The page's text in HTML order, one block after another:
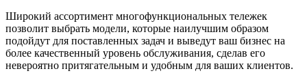
Широкий ассортимент многофункциональных тележек
позволит выбрать модели, которые наилучшим образом
подойдут для поставленных задач и выведут ваш бизнес на
более качественный уровень обслуживания, сделав его
невероятно притягательным и удобным для ваших клиентов.